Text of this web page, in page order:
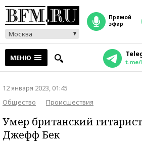
Москва
прямой
эфир
МЕНЮ t.me/
12 января 2023, 01:45
Общество
Происшествия
Умер британский
Джефф Бек